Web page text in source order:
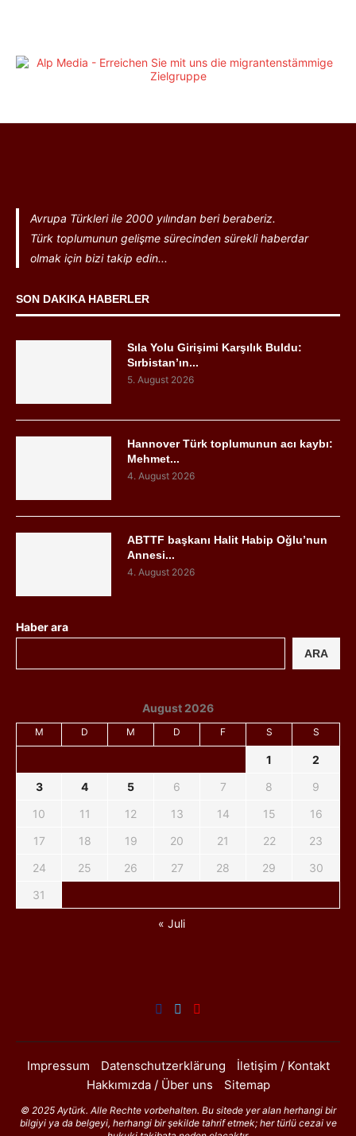
Avrupa Türkleri ile 2000 yılından beri beraberiz.
Türk toplumunun gelişme sürecinden sürekli haberdar
olmak için bizi takip edin...
SON DAKIKA HABERLER
Sıla Yolu Girişimi Karşılık Buldu:
Sırbistan’ın...
5. August 2026
Hannover Türk toplumunun acı kaybı:
Mehmet...
4. August 2026
ABTTF başkanı Halit Habip Oğlu’nun
Annesi...
4. August 2026
Haber ara
ARA
August 2026
M D M D F S S
1
2
3
4 5 6 7 8
9
10
11 12 13 14 15
16
17
18 19 20 21 22
23
24
25 26 27 28 29
30
31
« Juli
Impressum Datenschutzerklärung
İletişim / Kontakt
Hakkımızda / Über uns
Sitemap
© 2025 Aytürk. Alle Rechte vorbehalten. Bu sitede yer alan herhangi bir
bilgiyi ya da belgeyi, herhangi bir şekilde tahrif etmek; her türlü cezai ve